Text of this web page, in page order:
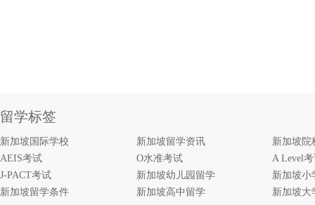
留学标签
新加坡国际学校 新加坡留学资讯
新加坡院
AEIS考试
O水准考试
A Level
J-PACT考试
新加坡幼儿园留学
新加坡小
新加坡留学条件
新加坡高中留学 新加坡大